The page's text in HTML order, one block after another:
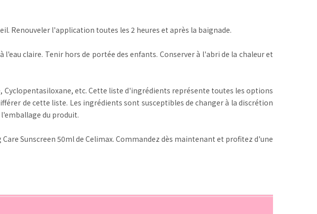
Renouveler l'application toutes les 2 heures et après la baignade.
claire. Tenir hors de portée des enfants. Conserver à l'abri de la chaleur et
etc. Cette liste d'ingrédients représente toutes les options
de cette liste. Les ingrédients sont susceptibles de changer à la discrétion
du produit.
Sunscreen 50ml de Celimax. Commandez dès maintenant et profitez d'une